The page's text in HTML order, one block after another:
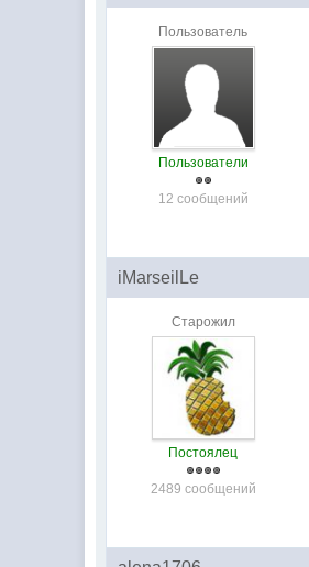
Пользователь
Пользователи
12 сообщений
iMarseilLe
Старожил
Постоялец
2489 сообщений